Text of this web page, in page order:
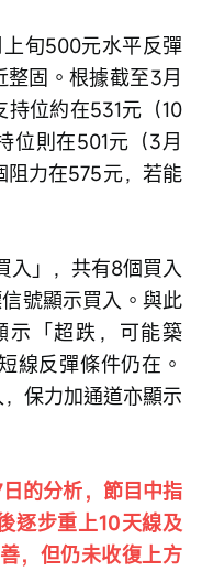
旬500元水平反彈
固。根據截至3月
持位約在531元（10
位則在501元（3月
阻力在575元，若能
號顯示買入。與此
示「超跌，可能築
線反彈條件仍在。
保力加通道亦顯示
逐步重上10天線及
，但仍未收復上方